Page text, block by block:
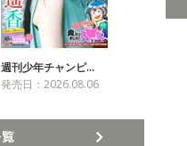
週刊少年チャンピ…
発売日：2026.08.06